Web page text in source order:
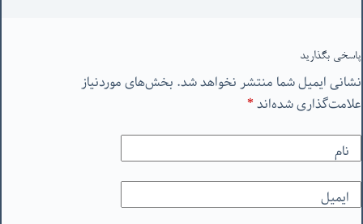
پاسخی بگذارید
نشانی ایمیل شما منتشر نخواهد شد. بخش‌های موردنیاز
علامت‌گذاری شده‌اند*
نام
ایمیل